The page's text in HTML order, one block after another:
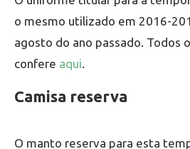
o mesmo utilizado em 2016-
agosto do ano passado. Todos
confere aqui
Camisa reserva
O manto reserva para esta